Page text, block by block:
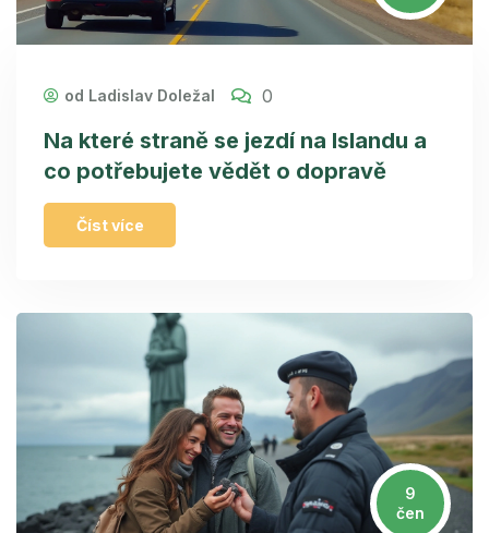
od Ladislav Doležal 0
Na které straně se jezdí na Islandu a
co potřebujete vědět o dopravě
Číst více
9
čen